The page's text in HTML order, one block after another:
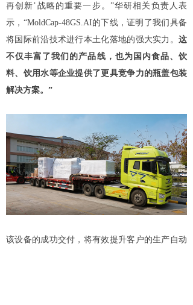
再创新’战略的重要一步。”华研相关负责人表
示，“MoldCap-48GS.AI的下线，证明了我们具备
将国际前沿技术进行本土化落地的强大实力。 这
不仅丰富了我们的产品线，也为国内食品、饮
料、饮用水等企业提供了更具竞争力的瓶盖包装
解决方案。”
该设备的成功交付，将有效提升客户的生产自动